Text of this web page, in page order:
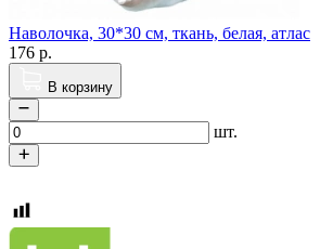
Наволочка, 30*30 см, ткань, белая, атлас
176 р.
В корзину
шт.